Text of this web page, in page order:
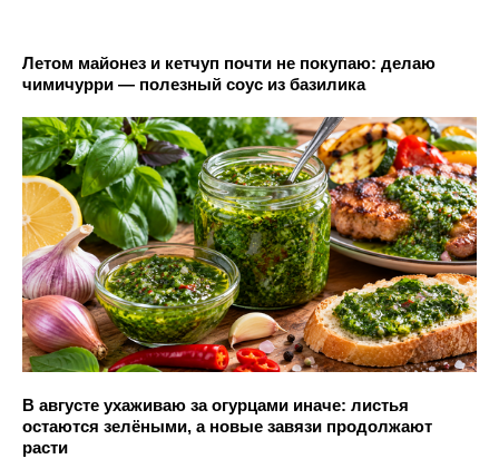
Летом майонез и кетчуп почти не покупаю: делаю
чимичурри — полезный соус из базилика
В августе ухаживаю за огурцами иначе: листья
остаются зелёными, а новые завязи продолжают
расти